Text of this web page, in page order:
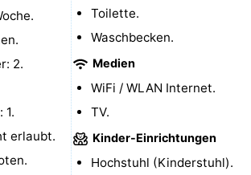
Woche.
2.
1.
erlaubt.
Toilette.
Waschbecken.
Medien
WiFi / WLAN Internet.
TV.
Kinder-Einrichtungen
Hochstuhl (Kinderstuhl).